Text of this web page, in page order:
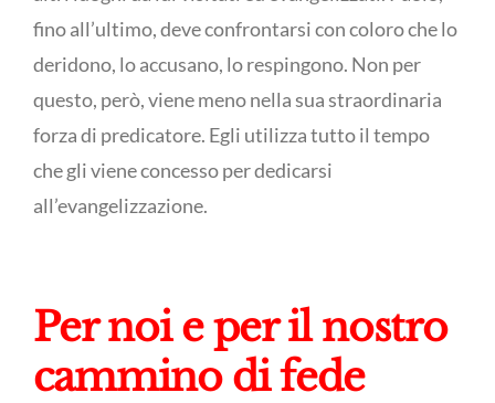
fino all’ultimo, deve confrontarsi con coloro che lo
deridono, lo accusano, lo respingono. Non per
questo, però, viene meno nella sua straordinaria
forza di predicatore. Egli utilizza tutto il tempo
che gli viene concesso per dedicarsi
all’evangelizzazione.
Per noi e per il nostro
cammino di fede